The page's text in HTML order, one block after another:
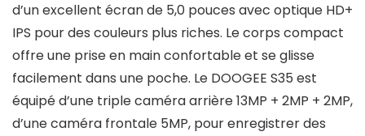
d’un excellent écran de 5,0 pouces avec optique HD+
IPS pour des couleurs plus riches. Le corps compact
offre une prise en main confortable et se glisse
facilement dans une poche. Le DOOGEE S35 est
équipé d’une triple caméra arrière 13MP + 2MP + 2MP,
d’une caméra frontale 5MP, pour enregistrer des